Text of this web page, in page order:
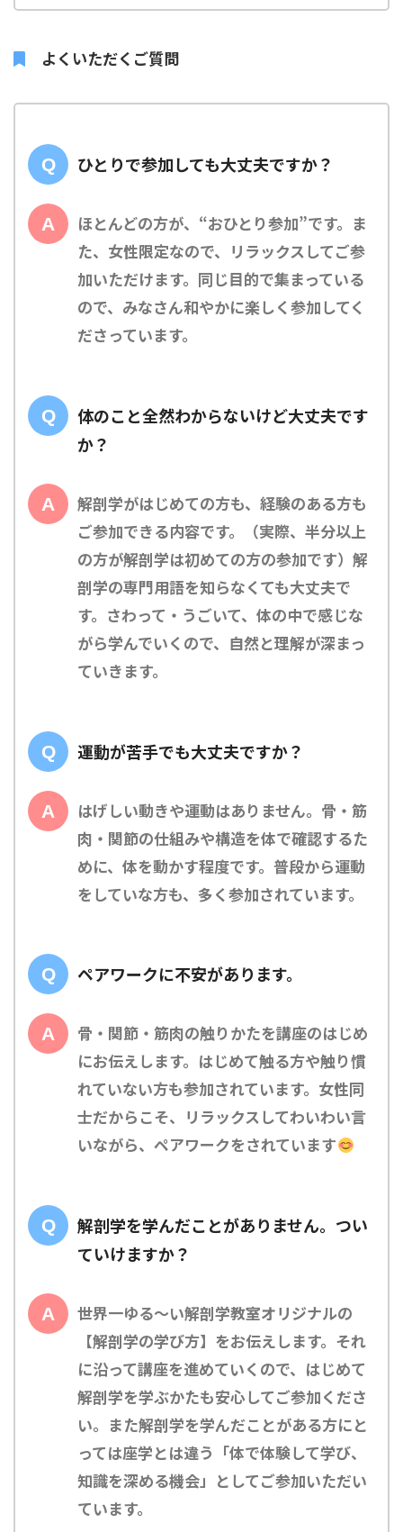
よくいただくご質問
ひとりで参加しても大丈夫ですか？
ほとんどの方が、“おひとり参加”です。ま
た、女性限定なので、リラックスしてご参
加いただけます。同じ目的で集まっている
ので、みなさん和やかに楽しく参加してく
ださっています。
体のこと全然わからないけど大丈夫です
か？
解剖学がはじめての方も、経験のある方も
ご参加できる内容です。（実際、半分以上
の方が解剖学は初めての方の参加です）解
剖学の専門用語を知らなくても大丈夫で
す。さわって・うごいて、体の中で感じな
がら学んでいくので、自然と理解が深まっ
ていきます。
運動が苦手でも大丈夫ですか？
はげしい動きや運動はありません。骨・筋
肉・関節の仕組みや構造を体で確認するた
めに、体を動かす程度です。普段から運動
をしていな方も、多く参加されています。
ペアワークに不安があります。
骨・関節・筋肉の触りかたを講座のはじめ
にお伝えします。はじめて触る方や触り慣
れていない方も参加されています。女性同
士だからこそ、リラックスしてわいわい言
いながら、ペアワークをされています
解剖学を学んだことがありません。つい
ていけますか？
世界一ゆる〜い解剖学教室オリジナルの
【解剖学の学び方】をお伝えします。それ
に沿って講座を進めていくので、はじめて
解剖学を学ぶかたも安心してご参加くださ
い。また解剖学を学んだことがある方にと
っては座学とは違う「体で体験して学び、
知識を深める機会」としてご参加いただい
ています。